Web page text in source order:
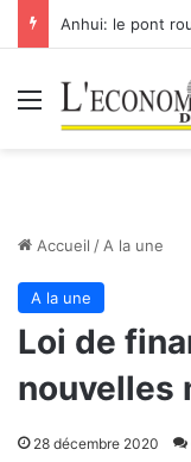
Menu
Accueil / A la une
A la une
Loi de
nouvelles
28 décembre 2020